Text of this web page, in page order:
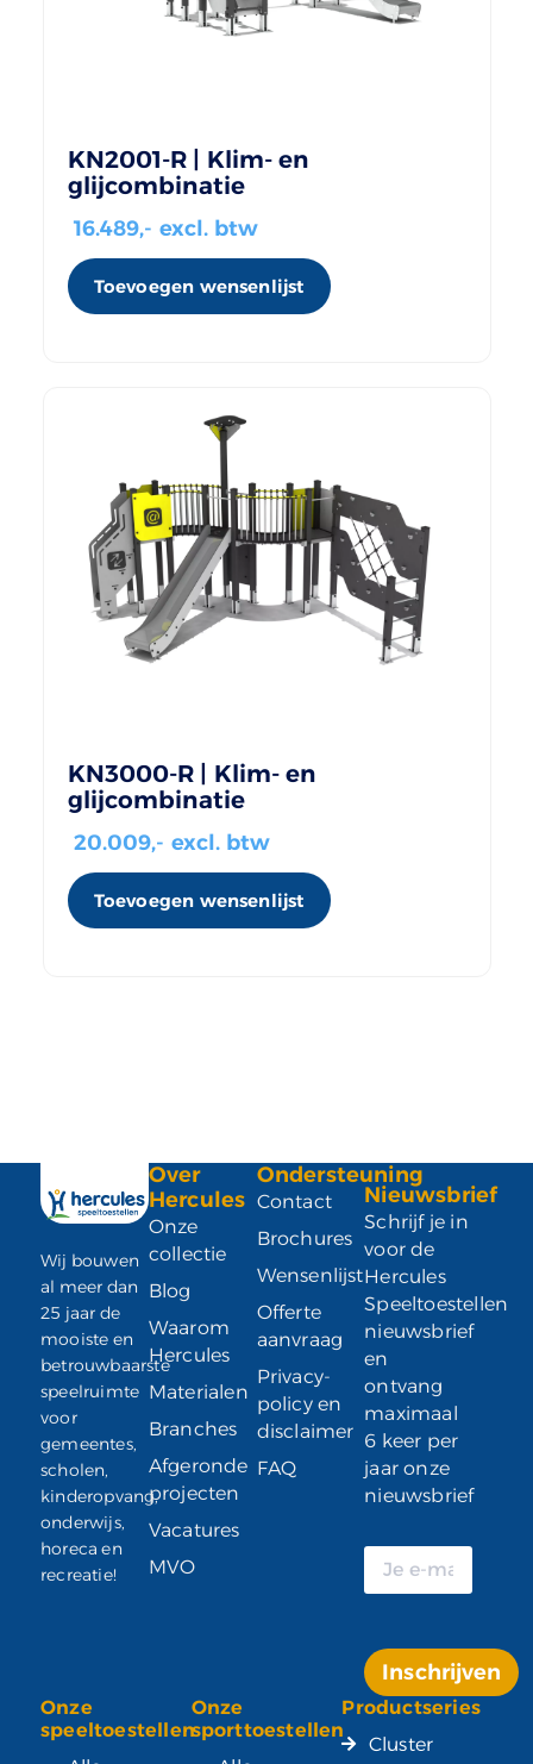
KN2001-R | Klim- en
glijcombinatie
16.489,- excl. btw
Toevoegen wensenlijst
KN3000-R | Klim- en
glijcombinatie
20.009,- excl. btw
Toevoegen wensenlijst
Wij bouwen
al meer dan
25 jaar de
mooiste en
betrouwbaarste
speelruimte
voor
gemeentes,
scholen,
kinderopvang,
onderwijs,
horeca en
recreatie!
Over
Hercules
Onze
collectie
Blog
Waarom
Hercules
Materialen
Branches
Afgeronde
projecten
Vacatures
MVO
Ondersteuning
Contact
Brochures
Wensenlijst
Offerte
aanvraag
Privacy-
policy en
disclaimer
FAQ
Nieuwsbrief
Schrijf je in
voor de
Hercules
Speeltoestellen
nieuwsbrief
en
ontvang
maximaal
6 keer per
jaar onze
nieuwsbrief
Inschrijven
Alternative:
Onze
speeltoestellen
Onze
sporttoestellen
Productseries
Cluster